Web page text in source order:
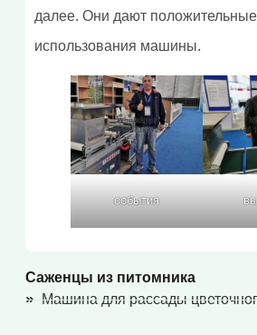
далее. Они дают
использования машины.
события
Саженцы из питомника
Машина для рассады